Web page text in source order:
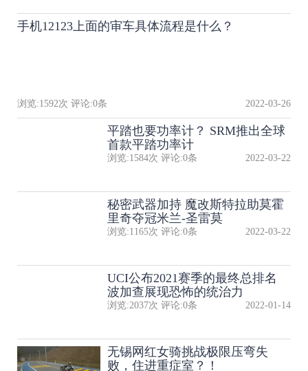
手机12123上面的审车具体流程是什么？
浏览:1592次 评论:0条 2022-03-26
平踏也要功率计？ SRM推出全球
首款平踏功率计
浏览:1584次 评论:0条 2022-03-22
秘密武器加持 魔改斯特拉助莫霍
里奇夺冠米兰-圣雷莫
浏览:1165次 评论:0条 2022-03-22
UCI公布2021赛季的最终总排名
波加查展现恐怖的统治力
浏览:2037次 评论:0条 2022-01-14
无锡网红女骑挑战极限压弯失
败，住进重症室？！